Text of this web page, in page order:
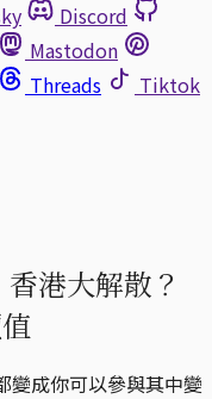
Discord
Mastodon
Threads
Tiktok
港大解散？
變成你可以參與其中變